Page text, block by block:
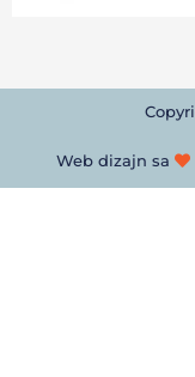
Web dizajn sa